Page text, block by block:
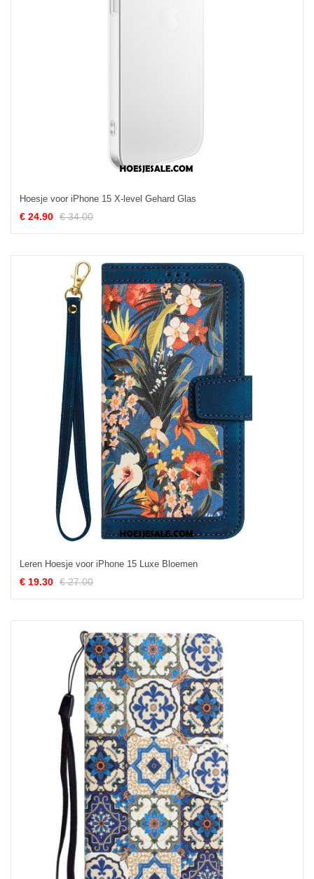
Hoesje voor iPhone 15 X-level Gehard Glas
€ 24.90 € 34.00
Leren Hoesje voor iPhone 15 Luxe Bloemen
€ 19.30 € 27.00